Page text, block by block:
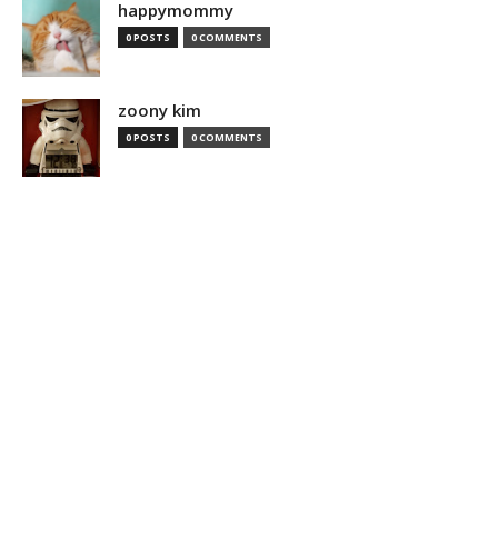
happymommy
0 POSTS 0 COMMENTS
zoony kim
0 POSTS 0 COMMENTS